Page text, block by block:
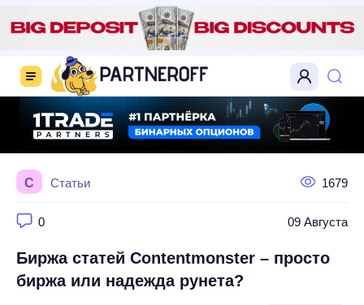
С Статьи 1679
09 Августа
0
Биржа статей Contentmonster – просто
биржа или надежда рунета?